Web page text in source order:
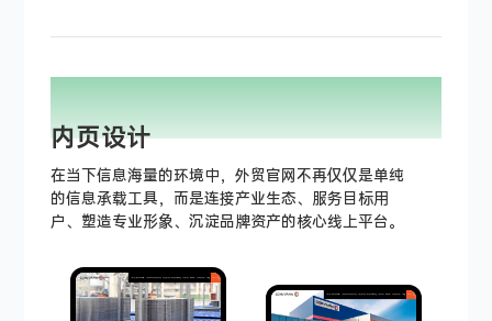
PAGE DISPLAY
INTEGRITY
内页设计
在当下信息海量的环境中，外贸官网不再仅仅是单纯
的信息承载工具，而是连接产业生态、服务目标用
户、塑造专业形象、沉淀品牌资产的核心线上平台。